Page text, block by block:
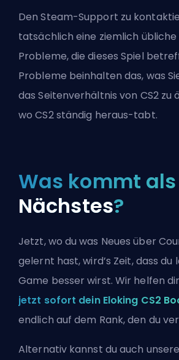
Den Steam-Support zu
tatsächlich eine ziemlich übliche
Probleme, die dieses Spiel
Probleme beinhalten das, was
das Seitenverhältnis von CS2 zu
woCS2 ständig heraus-tabt.
Was kommt als
Nächstes?
Jetzt, wo du was Neues über
gelernt hast, wird’s Zeit, dass du
Game besser wirst. Wir helfen
jetzt sofort dein Eloking CS2
endlich auf dem Rank, den du
Alternativ kannst du auch